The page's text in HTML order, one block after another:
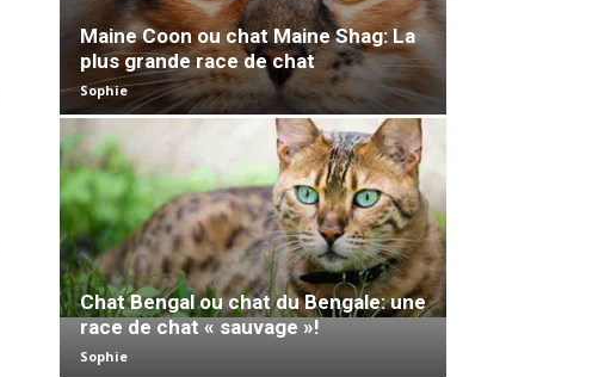
Maine Coon ou chat Maine Shag: La
plus grande race de chat
Sophie
Chat Bengal ou chat du Bengale: une
race de chat « sauvage »!
Sophie